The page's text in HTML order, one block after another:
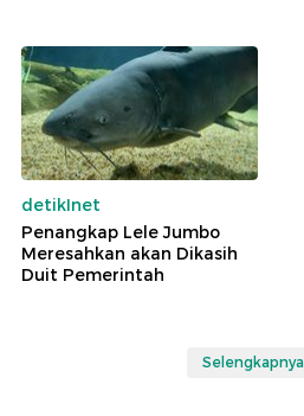
detikInet
Penangkap Lele Jumbo
Meresahkan akan Dikasih
Duit Pemerintah
Selengkapnya